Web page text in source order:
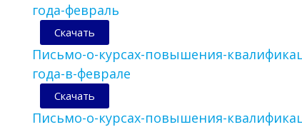
года-февраль
Скачать
Письмо-о-курсах-повышения-
года-в-феврале
Скачать
Письмо-о-курсах-повышения-